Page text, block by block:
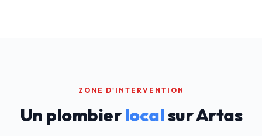
ZONE D'INTERVENTION
Un plombierlocalsur Artas